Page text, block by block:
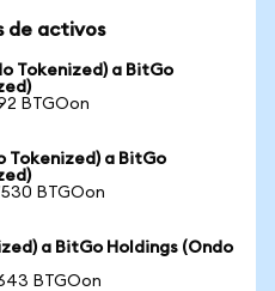
de activos
Tokenized) a BitGo
BTGOon
Tokenized) a BitGo
BTGOon
a BitGo Holdings (Ondo
BTGOon